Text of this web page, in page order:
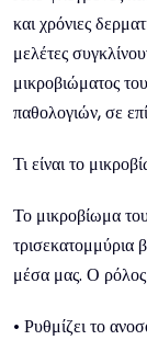
και χρόνιες
μελέτες
μικροβιώματος
παθολογιών, σε
Τι είναι το
Το μικροβίωμα
τρισεκατομμύρια
μέσα μας. Ο ρόλος
• Ρυθμίζει το